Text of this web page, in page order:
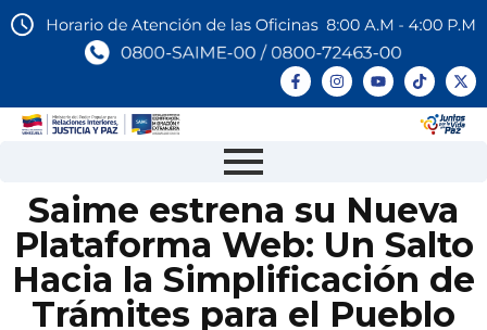
Saime estrena su Nueva
Plataforma Web: Un Salto
Hacia la Simplificación de
Trámites para el Pueblo